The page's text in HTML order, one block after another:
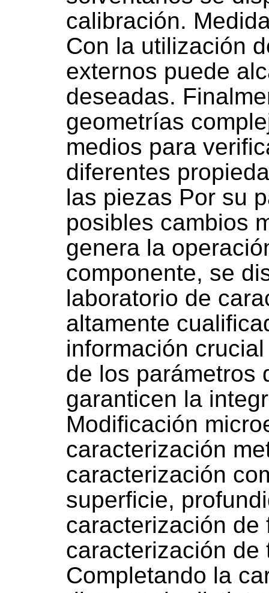
calibración.
Con la utilización
externos puede
deseadas.
geometrías
medios para
diferentes
las piezas Por su
posibles cambios
genera la
componente, se
laboratorio de
altamente
información
de los parámetros
garanticen la
Modificación
caracterización
caracterización
superficie,
caracterización
caracterización
Completando la